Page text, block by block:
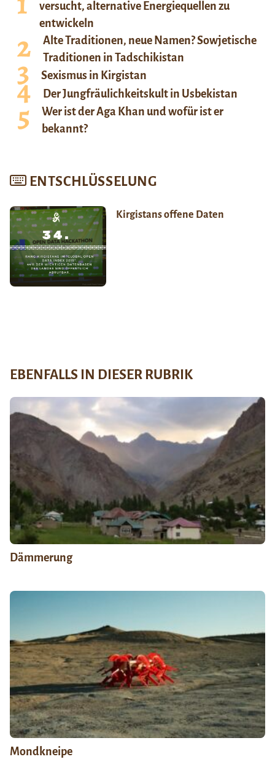
versucht, alternative Energiequellen zu
entwickeln
Alte Traditionen, neue Namen? Sowjetische
Traditionen in Tadschikistan
Sexismus in Kirgistan
Der Jungfräulichkeitskult in Usbekistan
Wer ist der Aga Khan und wofür ist er
bekannt?
ENTSCHLÜSSELUNG
Kirgistans offene Daten
EBENFALLS IN DIESER RUBRIK
Dämmerung
Mondkneipe